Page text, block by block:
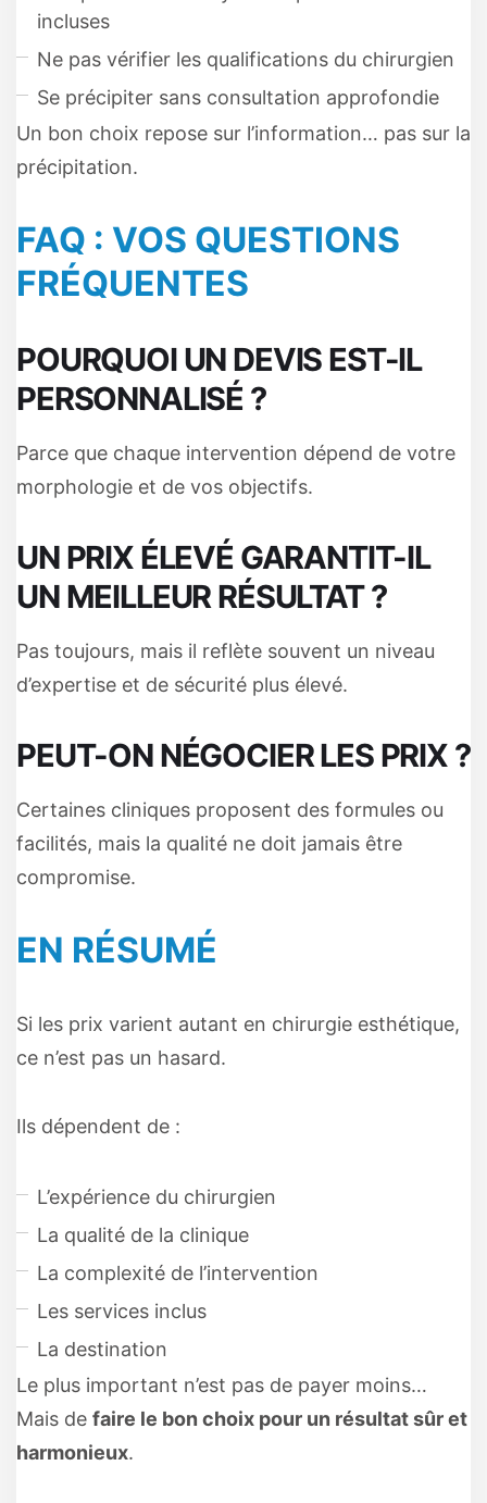
incluses
Ne pas vérifier les qualifications du chirurgien
Se précipiter sans consultation approfondie
Un bon choix repose sur l’information… pas sur la
précipitation.
FAQ : VOS QUESTIONS
FRÉQUENTES
POURQUOI UN DEVIS EST-IL
PERSONNALISÉ ?
Parce que chaque intervention dépend de votre
morphologie et de vos objectifs.
UN PRIX ÉLEVÉ GARANTIT-IL
UN MEILLEUR RÉSULTAT ?
Pas toujours, mais il reflète souvent un niveau
d’expertise et de sécurité plus élevé.
PEUT-ON NÉGOCIER LES PRIX ?
Certaines cliniques proposent des formules ou
facilités, mais la qualité ne doit jamais être
compromise.
EN RÉSUMÉ
Si les prix varient autant en chirurgie esthétique,
ce n’est pas un hasard.
Ils dépendent de :
L’expérience du chirurgien
La qualité de la clinique
La complexité de l’intervention
Les services inclus
La destination
Le plus important n’est pas de payer moins…
Mais de faire le bon choix pour un résultat sûr et
harmonieux.